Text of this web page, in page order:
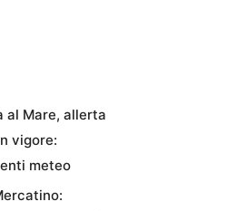
al Mare, allerta
vigore:
meteo